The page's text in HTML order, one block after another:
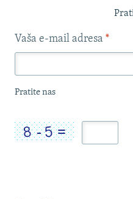
Vaša e-mail adresa *
Pratite nas